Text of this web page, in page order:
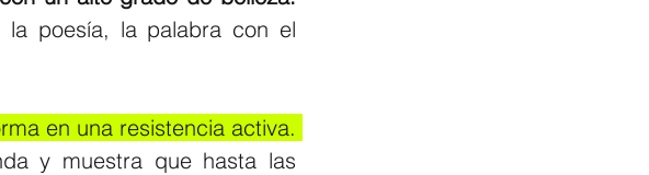
poesía, la palabra con el
y muestra que hasta las